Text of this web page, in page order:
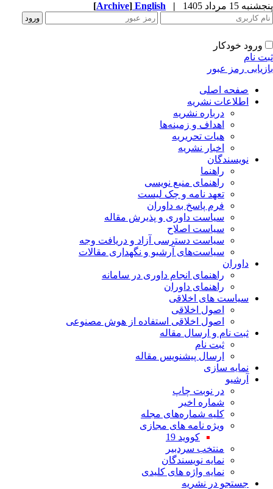
15 مرداد 1405 |
English
[Archive]
ورود خودکار
نام
رمز عبور
صفحه اصلی
اطلاعات نشریه
درباره نشریه
اهداف و زمینه‌ها
هیات تحریریه
اخبار نشریه
نویسندگان
راهنما
راهنمای منبع نویسی
تعهد نامه و چک لیست
فرم پاسخ به داوران
سیاست داوری و پذیرش مقاله
سیاست اصلاح
سیاست دسترسی آزاد و دریافت وجه
سیاست‌های آرشیو و نگهداری مقالات
داوران
راهنمای انجام داوری در سامانه
راهنمای داوران
سیاست های اخلاقی
اصول اخلاقی
اصول اخلاقی استفاده از هوش مصنوعی
ثبت نام و ارسال مقاله
ثبت نام
ارسال پیشنویس مقاله
نمایه سازی
آرشیو
در نوبت چاپ
شماره اخیر
کلیه شماره‌های مجله
ویژه نامه های مجازی
کووید 19
منتخب سردبیر
نمایه نویسندگان
نمایه واژه های کلیدی
جستجو در نشریه